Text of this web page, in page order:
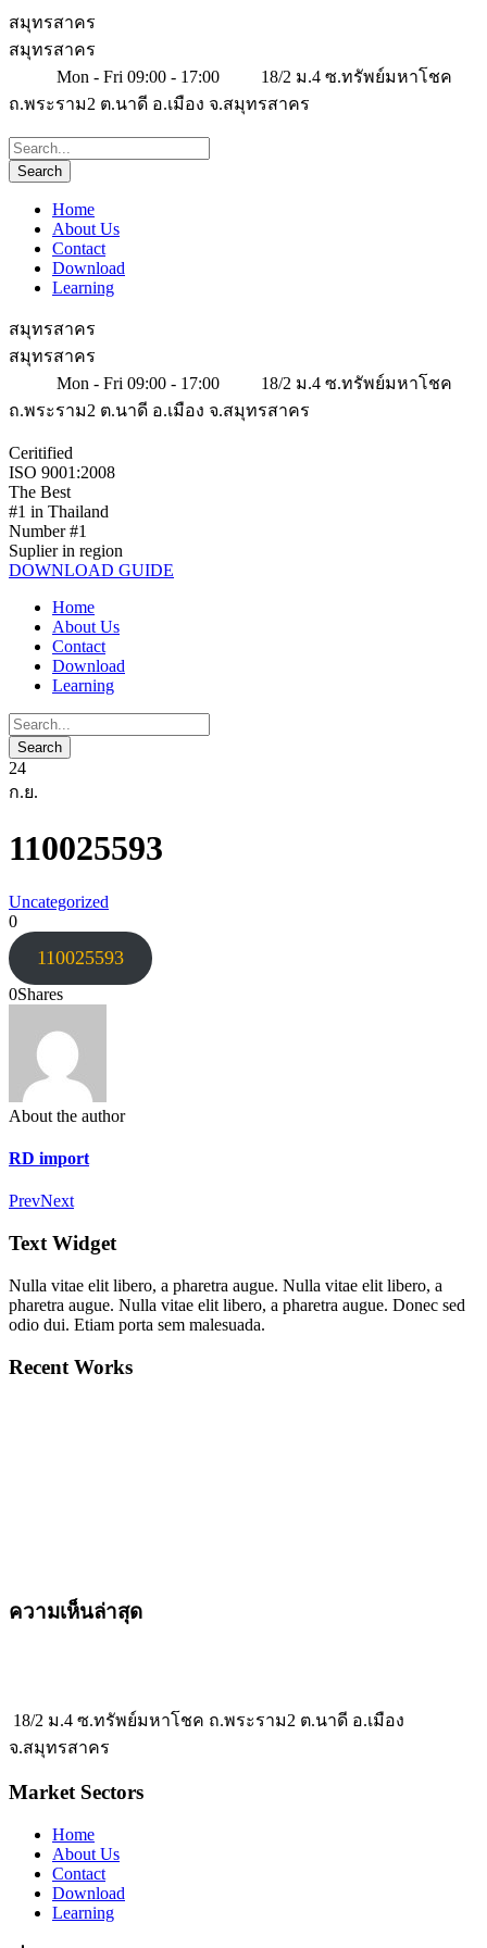
สมุทรสาคร
สมุทรสาคร
Mon - Fri 09:00 - 17:00
18/2 ม.4 ซ.ทรัพย์มหาโชค
ถ.พระราม2 ต.นาดี อ.เมือง จ.สมุทรสาคร
Home
About Us
Contact
Download
Learning
สมุทรสาคร
สมุทรสาคร
Mon - Fri 09:00 - 17:00
18/2 ม.4 ซ.ทรัพย์มหาโชค
ถ.พระราม2 ต.นาดี อ.เมือง จ.สมุทรสาคร
Ceritified
ISO 9001:2008
The Best
#1 in Thailand
Number #1
Suplier in region
DOWNLOAD GUIDE
Home
About Us
Contact
Download
Learning
24
ก.ย.
110025593
Uncategorized
0
110025593
0Shares
About the author
RD import
PrevNext
Text Widget
Nulla vitae elit libero, a pharetra augue. Nulla vitae elit libero, a
pharetra augue. Nulla vitae elit libero, a pharetra augue. Donec sed
odio dui. Etiam porta sem malesuada.
Recent Works
ความเห็นล่าสุด
18/2 ม.4 ซ.ทรัพย์มหาโชค ถ.พระราม2 ต.นาดี อ.เมือง
จ.สมุทรสาคร
Market Sectors
Home
About Us
Contact
Download
Learning